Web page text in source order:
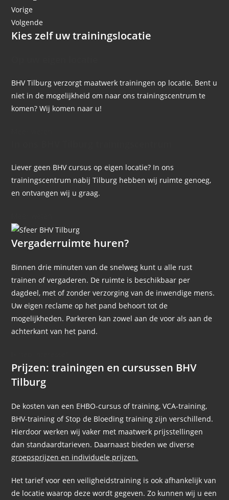
Vorige
Volgende
Kies zelf uw trainingslocatie
BHV Tilburg verzorgt maatwerk trainingen op locatie. Bent u
niet in de mogelijkheid om naar ons trainingscentrum te
komen? Wij komen naar u!
Liever geen BHV cursus op eigen locatie? In ons
trainingscentrum nabij Tilburg hebben wij ruimte genoeg,
en ontvangen wij u graag.
Vergaderruimte huren?
Binnen drie minuten van de snelweg kunt u alle rust
trainen of vergaderen. De ruimte is beschikbaar per
dagdeel, met of zonder verzorging van de inwendige mens.
Uw eigen reclame op het pand behoort tot de
mogelijkheden. Parkeren kan zowel aan de voor als aan de
achterkant van het pand.
Prijzen: trainingen en cursussen BHV
Tilburg
De kosten van een EHBO-cursus of training, VCA-training,
BHV-training of Stop de Bloeding training zijn verschillend.
Hierdoor werken wij vaker met maatwerk prijsstellingen
dan standaardtarieven. Daarnaast bieden we diverse
groepsprijzen en individuele prijzen.
Het tarief voor een veiligheidstraining is ook afhankelijk van
de locatie waarop deze wordt gegeven. Zo kunnen wij u een